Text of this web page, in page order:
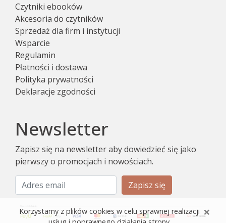
Czytniki ebooków
Akcesoria do czytników
Sprzedaż dla firm i instytucji
Wsparcie
Regulamin
Płatności i dostawa
Polityka prywatności
Deklaracje zgodności
Newsletter
Zapisz się na newsletter aby dowiedzieć się jako
pierwszy o promocjach i nowościach.
Zapisz się
×
Korzystamy z plików cookies w celu sprawnej realizacji